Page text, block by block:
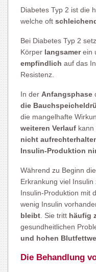
Diabetes Typ 2 ist die
welche oft
Bei Diabetes Typ 2
Körper langsamerein
empfindlich auf das
Resistenz.
In der Anfangsphase
die
die mangelhafte
weiteren Verlauf kann
nicht
Insulin-Produktion
Während zu Beginn
Erkrankung viel
Insulin-Produktion mit
wenig Insulin
bleibt . Sie tritt häufig
gesundheitlichen
und hohen
Die Behandlung